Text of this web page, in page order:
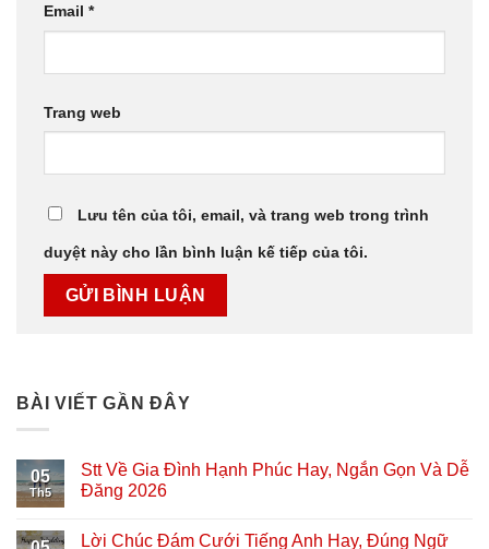
Email *
Trang web
Lưu tên của tôi, email, và trang web trong trình
duyệt này cho lần bình luận kế tiếp của tôi.
BÀI VIẾT GẦN ĐÂY
05
Th5
Stt Về Gia Đình Hạnh Phúc Hay, Ngắn Gọn Và Dễ
Đăng 2026
Lời Chúc Đám Cưới Tiếng Anh Hay, Đúng Ngữ